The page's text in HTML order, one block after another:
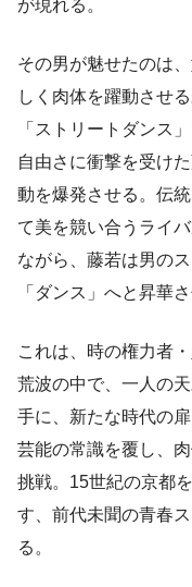
が現れる。
その男が魅せたのは
しく肉体を躍動させ
「ストリートダンス
自由さに衝撃を受け
動を爆発させる。伝
て美を競い合うライ
ながら、藤若は男の
「ダンス」へと昇華
これは、時の権力者
荒波の中で、一人の
手に、新たな時代の
芸能の常識を覆し、
挑戦。15世紀の京都
す、前代未聞の青春
る。